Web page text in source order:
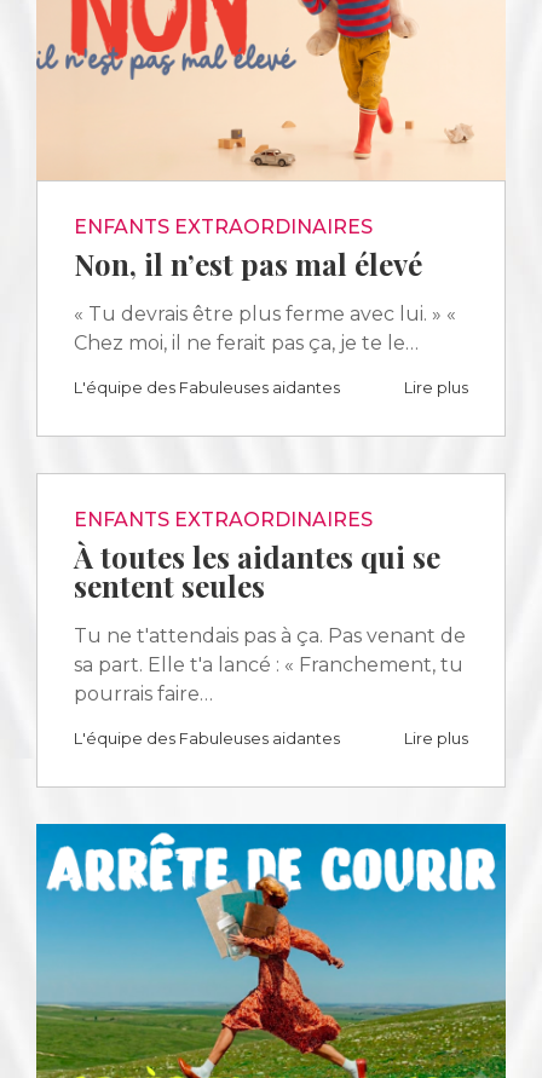
ENFANTS EXTRAORDINAIRES
Non, il n’est pas mal élevé
« Tu devrais être plus ferme avec lui. » «
Chez moi, il ne ferait pas ça, je te le…
L'équipe des Fabuleuses aidantes Lire plus
ENFANTS EXTRAORDINAIRES
À toutes les aidantes qui se
sentent seules
Tu ne t'attendais pas à ça. Pas venant de
sa part. Elle t'a lancé : « Franchement, tu
pourrais faire…
L'équipe des Fabuleuses aidantes Lire plus